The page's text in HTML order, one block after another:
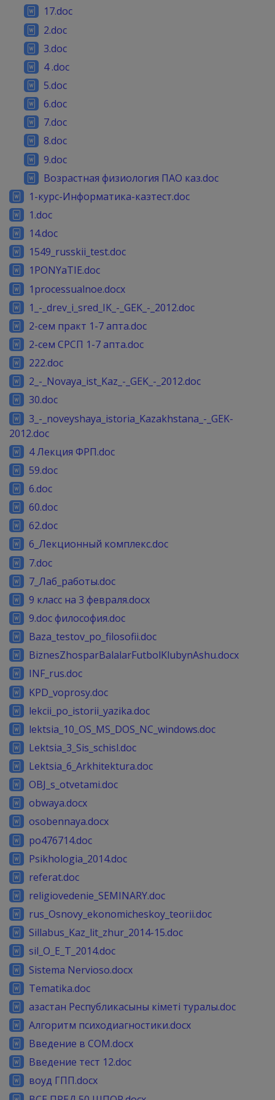
17.doc
2.doc
3.doc
4 .doc
5.doc
6.doc
7.doc
8.doc
9.doc
Возрастная физиология ПАО каз.doc
1-курс-Информатика-казтест.doc
1.doc
14.doc
1549_russkii_test.doc
1PONYaTIE.doc
1processualnoe.docx
1_-_drev_i_sred_IK_-_GEK_-_2012.doc
2-сем практ 1-7 апта.doc
2-сем СРСП 1-7 апта.doc
222.doc
2_-_Novaya_ist_Kaz_-_GEK_-_2012.doc
30.doc
3_-_noveyshaya_istoria_Kazakhstana_-_GEK-
2012.doc
4 Лекция ФРП.doc
59.doc
6.doc
60.doc
62.doc
6_Лекционный комплекс.doc
7.doc
7_Лаб_работы.doc
9 класс на 3 февраля.docx
9.doc философия.doc
Baza_testov_po_filosofii.doc
BiznesZhosparBalalarFutbolKlubynAshu.docx
INF_rus.doc
KPD_voprosy.doc
lekcii_po_istorii_yazika.doc
lektsia_10_OS_MS_DOS_NC_windows.doc
Lektsia_3_Sis_schisl.doc
Lektsia_6_Arkhitektura.doc
OBJ_s_otvetami.doc
obwaya.docx
osobennaya.docx
po476714.doc
Psikhologia_2014.doc
referat.doc
religiovedenie_SEMINARY.doc
rus_Osnovy_ekonomicheskoy_teorii.doc
Sillabus_Kaz_lit_zhur_2014-15.doc
sil_O_E_T_2014.doc
Sistema Nervioso.docx
Tematika.doc
азастан Республикасыны кіметі туралы.doc
Алгоритм психодиагностики.docx
Введение в COM.docx
Введение тест 12.doc
воуд ГПП.docx